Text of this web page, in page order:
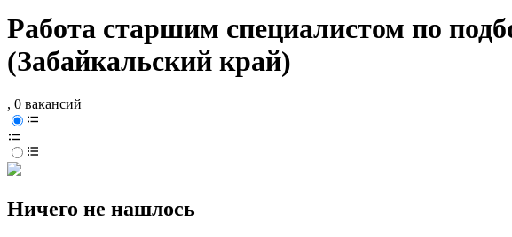
Работа старшим специалистом по
(Забайкальский край)
, 0 вакансий
Ничего не нашлось